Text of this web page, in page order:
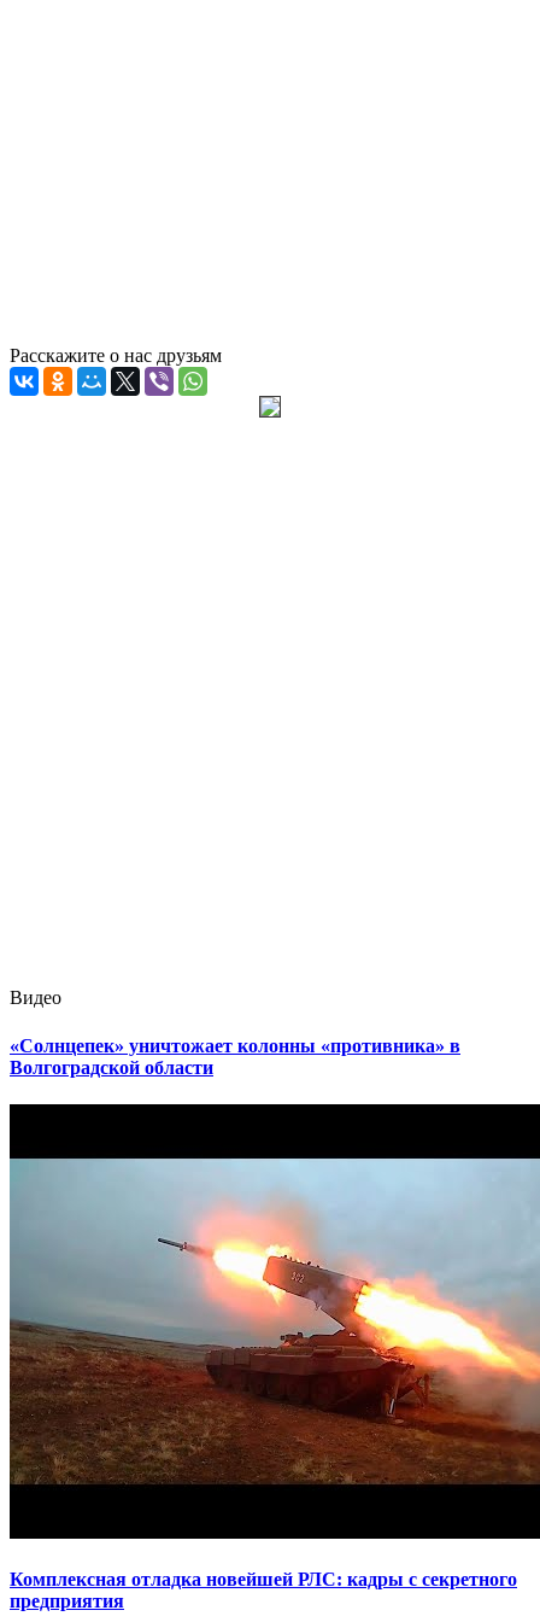
Расскажите о нас друзьям
Видео
«Солнцепек» уничтожает колонны «противника» в
Волгоградской области
Комплексная отладка новейшей РЛС: кадры с секретного
предприятия